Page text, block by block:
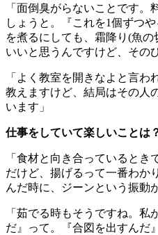
「面倒臭がらないことです
しょうと。『これを1個ずつ
を煮るにしても、霜降り (魚の
いいと思うんですけど、その
「よく教室を開きなよと言
教えますけど、結局はその人
います」
仕事をしていて楽しいことは
「食材と向き合っていると
だけど、揚げるって一番わか
んだ時に、ジーンという振動
「茹でる時もそうですね。
だ』って。『合図を出すんだ